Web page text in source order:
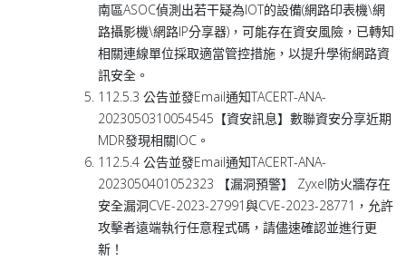
南區ASOC偵測出若干疑為IOT的設備(網路印表機\網
路攝影機\網路IP分享器)，可能存在資安風險，已轉知
相關連線單位採取適當管控措施，以提升學術網路資
訊安全。
112.5.3 公告並發Email通知TACERT-ANA-
2023050310054545【資安訊息】數聯資安分享近期
MDR發現相關IOC。
112.5.4 公告並發Email通知TACERT-ANA-
2023050401052323 【漏洞預警】 Zyxel防火牆存在
安全漏洞CVE-2023-27991與CVE-2023-28771，允許
攻擊者遠端執行任意程式碼，請儘速確認並進行更
新！